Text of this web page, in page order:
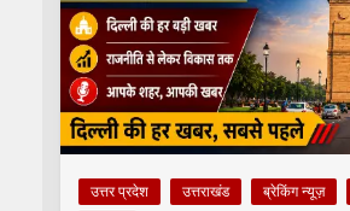
उत्तर प्रदेश उत्तराखंड ब्रेकिंग न्यूज़